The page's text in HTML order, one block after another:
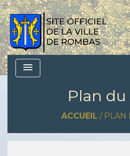
menu
Plan du
ACCUEIL / PLAN